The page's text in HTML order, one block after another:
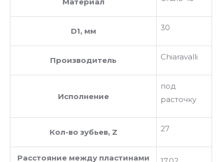
D1, мм 30
Производитель Chiaravalli
Исполнение
под
расточку
Кол-во зубьев, Z 27
Расстояние между пластинами